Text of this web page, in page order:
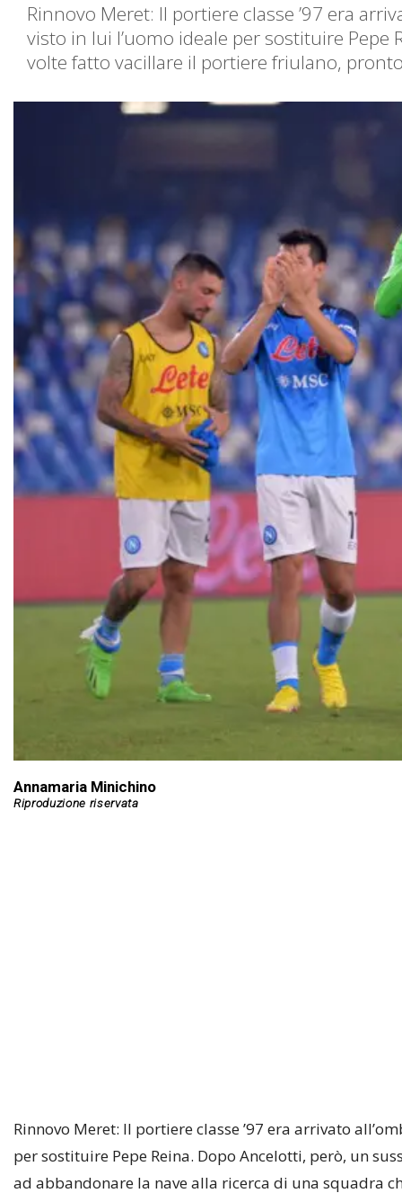
Rinnovo Meret: Il portiere classe ’97 era
visto in lui l’uomo ideale per sostituire
volte fatto vacillare il portiere friulano,
Annamaria Minichino
Rinnovo Meret: Il portiere classe ’97 era arrivato
per sostituire Pepe Reina. Dopo Ancelotti, però, un
ad abbandonare la nave alla ricerca di una squadra